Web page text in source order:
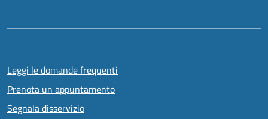
Leggi le domande frequenti
Prenota un appuntamento
Segnala disservizio